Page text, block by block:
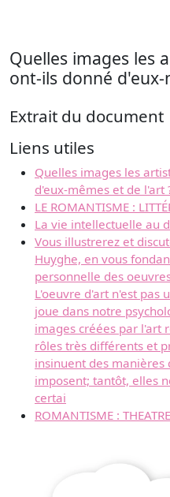
Quelles images les
ont-ils donné
Extrait du document
Liens utiles
Quelles images les
d'eux-mêmes et de l'art
LE ROMANTISME :
La vie intellectuelle au
Vous illustrerez et
Huyghe, en vous
personnelle des
L'oeuvre d'art n'est pas
joue dans notre
images créées par l'art
rôles très différents et
insinuent des manières
imposent; tantôt, elles
certai
ROMANTISME :